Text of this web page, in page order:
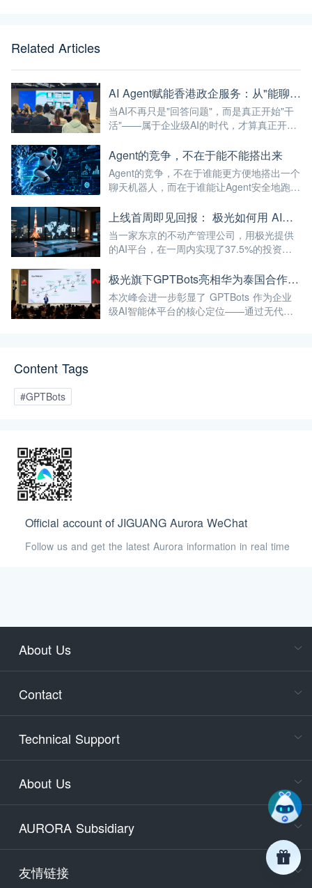
Related Articles
AI Agent赋能香港政企服务：从"能聊天"到"能干活"的最后一公里
当AI不再只是"回答问题"，而是真正开始"干
活"——属于企业级AI的时代，才算真正开
Agent的竞争，不在于能不能搭出来
Agent的竞争，不在于谁能更方便地搭出一个
聊天机器人，而在于谁能让Agent安全地跑进
上线首周即见回报： 极光如何用 AI，帮助日本公司破解全球化服务时差
当一家东京的不动产管理公司，用极光提供
的AI平台，在一周内实现了37.5%的投资回
正的"能力出海"。
极光旗下GPTBots亮相华为泰国合作伙伴峰会，带来让流量真正转化为业绩的AI解决方案
本次峰会进一步彰显了 GPTBots 作为企业
级AI智能体平台的核心定位——通过无代码
Content Tags
#GPTBots
Official account of JIGUANG Aurora WeChat
Follow us and get the latest Aurora information in real time
About Us
Contact
Technical Support
About Us
AURORA Subsidiary
友情链接
days)
9:30-
Email